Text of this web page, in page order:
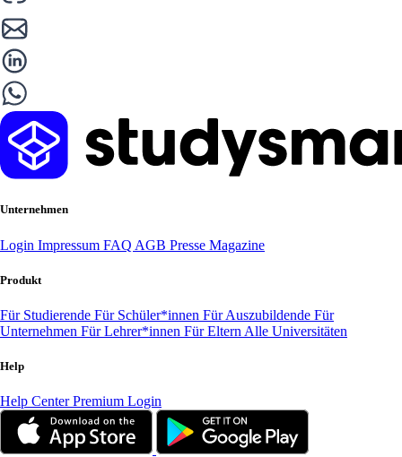
Unternehmen
Login Impressum FAQ AGB Presse Magazine
Produkt
Für Studierende Für Schüler*innen Für Auszubildende Für
Unternehmen Für Lehrer*innen Für Eltern Alle Universitäten
Help
Help CenterPremium Login